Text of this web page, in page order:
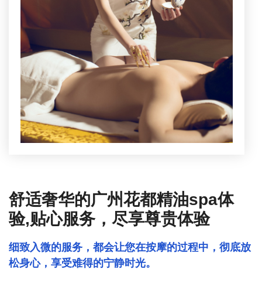
减压+休闲
舒适奢华的广州花都精油spa体
验,贴心服务，尽享尊贵体验
松身心，享受难得的宁静时光。